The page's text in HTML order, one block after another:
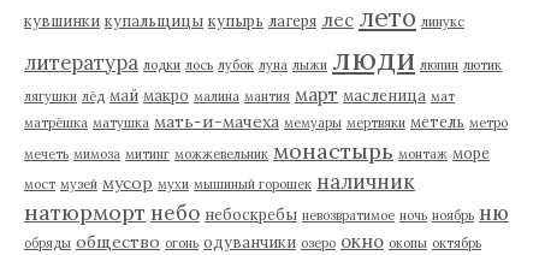
кувшинки купальщицы купырь лагеря лес лето линукс
литература лодки лось лубок луна лыжи люди люпин лютик
лягушки лёд май макро малина мантия март масленица мат
матрёшка матушка мать-и-мачеха мемуары мертвяки метель метро
мечеть мимоза митинг можжевельник монастырь монтаж море
мост музей мусор мухи мышиный горошек наличник
натюрморт небо небоскребы невозвратимое ночь ноябрь ню
обряды общество огонь одуванчики озеро окно окопы октябрь